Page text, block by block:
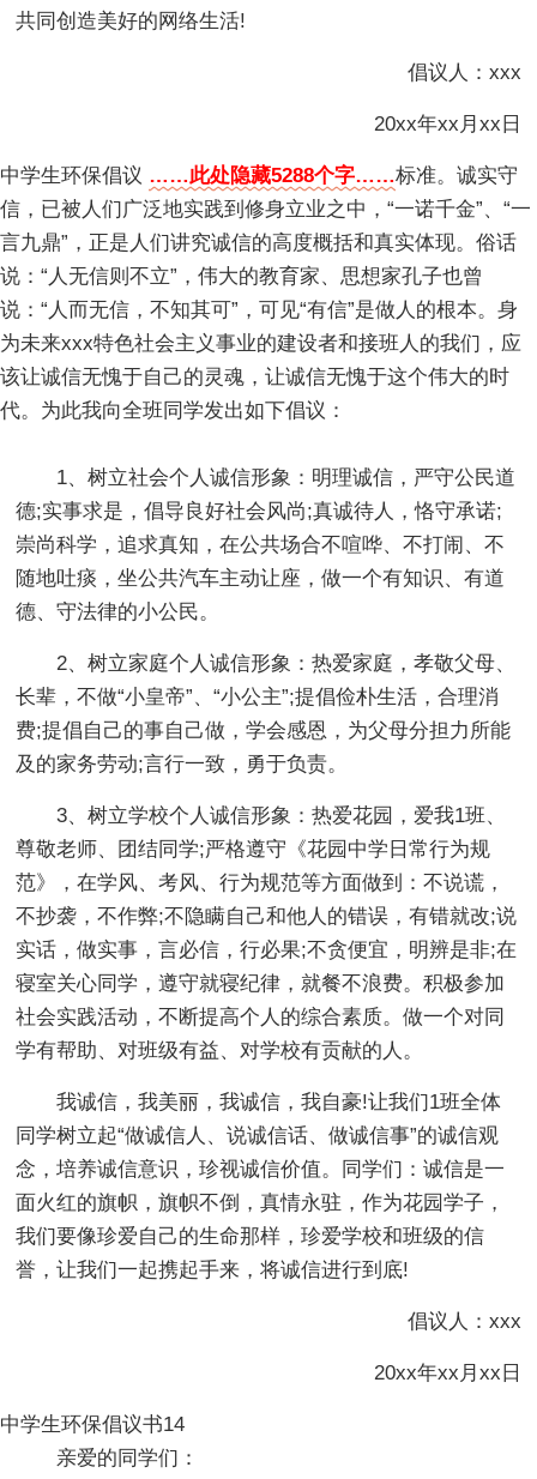
共同创造美好的网络生活!
倡议人：xxx
20xx年xx月xx日
中学生环保倡议 ……此处隐藏5288个字……标准。诚实守
信，已被人们广泛地实践到修身立业之中，“一诺千金”、“一
言九鼎”，正是人们讲究诚信的高度概括和真实体现。俗话
说：“人无信则不立”，伟大的教育家、思想家孔子也曾
说：“人而无信，不知其可”，可见“有信”是做人的根本。身
为未来xxx特色社会主义事业的建设者和接班人的我们，应
该让诚信无愧于自己的灵魂，让诚信无愧于这个伟大的时
代。为此我向全班同学发出如下倡议：
1、树立社会个人诚信形象：明理诚信，严守公民道
德;实事求是，倡导良好社会风尚;真诚待人，恪守承诺;
崇尚科学，追求真知，在公共场合不喧哗、不打闹、不
随地吐痰，坐公共汽车主动让座，做一个有知识、有道
德、守法律的小公民。
2、树立家庭个人诚信形象：热爱家庭，孝敬父母、
长辈，不做“小皇帝”、“小公主”;提倡俭朴生活，合理消
费;提倡自己的事自己做，学会感恩，为父母分担力所能
及的家务劳动;言行一致，勇于负责。
3、树立学校个人诚信形象：热爱花园，爱我1班、
尊敬老师、团结同学;严格遵守《花园中学日常行为规
范》，在学风、考风、行为规范等方面做到：不说谎，
不抄袭，不作弊;不隐瞒自己和他人的错误，有错就改;说
实话，做实事，言必信，行必果;不贪便宜，明辨是非;在
寝室关心同学，遵守就寝纪律，就餐不浪费。积极参加
社会实践活动，不断提高个人的综合素质。做一个对同
学有帮助、对班级有益、对学校有贡献的人。
我诚信，我美丽，我诚信，我自豪!让我们1班全体
同学树立起“做诚信人、说诚信话、做诚信事”的诚信观
念，培养诚信意识，珍视诚信价值。同学们：诚信是一
面火红的旗帜，旗帜不倒，真情永驻，作为花园学子，
我们要像珍爱自己的生命那样，珍爱学校和班级的信
誉，让我们一起携起手来，将诚信进行到底!
倡议人：xxx
20xx年xx月xx日
中学生环保倡议书14
亲爱的同学们：